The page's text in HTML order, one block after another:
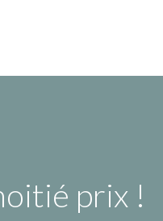
prix !